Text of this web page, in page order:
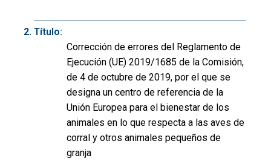
Título:
Corrección de errores del Reglamento de
Ejecución (UE) 2019/1685 de la Comisión,
de 4 de octubre de 2019, por el que se
designa un centro de referencia de la
Unión Europea para el bienestar de los
animales en lo que respecta a las aves de
corral y otros animales pequeños de
granja